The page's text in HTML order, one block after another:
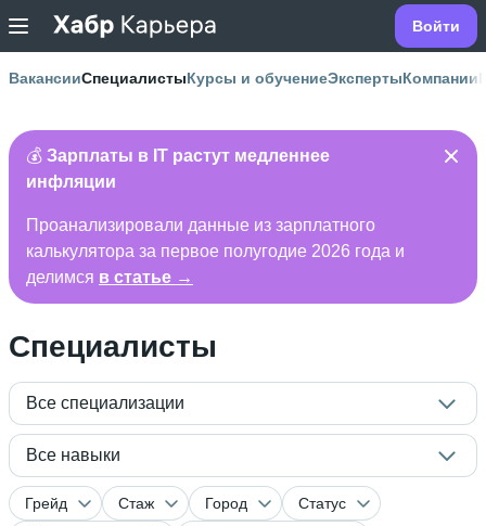
Войти
ВакансииСпециалистыКурсы и обучениеЭкспертыКомпании
💰 Зарплаты в IT растут медленнее
инфляции
Проанализировали данные из зарплатного
калькулятора за первое полугодие 2026 года и
делимся в статье →
Специалисты
Все специализации
Все навыки
Грейд Стаж Город
Статус